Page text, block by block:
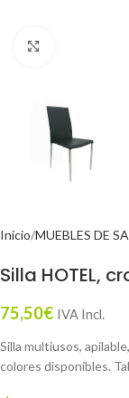
Inicio MUEBLES DE
Silla HOTEL,
75,50€ IVA Incl.
Silla multiusos,
colores disponibles.